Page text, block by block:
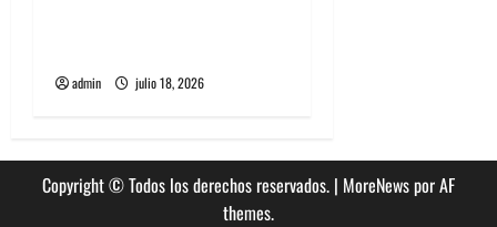
admin julio 18, 2026
Copyright © Todos los derechos reservados. | MoreNewspor AF
themes.